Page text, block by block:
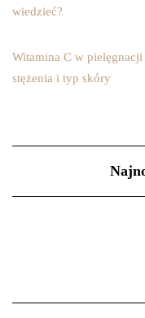
wiedzieć?
Witamina C w
stężenia i typ skóry